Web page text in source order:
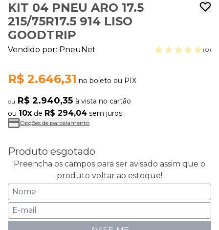
KIT 04 PNEU ARO 17.5
215/75R17.5 914 LISO
GOODTRIP
Vendido por: PneuNet (0)
R$ 2.646,31 no boleto ou PIX
ou R$ 2.940,35 à vista no cartão
ou 10x de R$ 294,04 sem juros
Opções de parcelamento
Produto esgotado
Preencha os campos para ser avisado assim que o
produto voltar ao estoque!